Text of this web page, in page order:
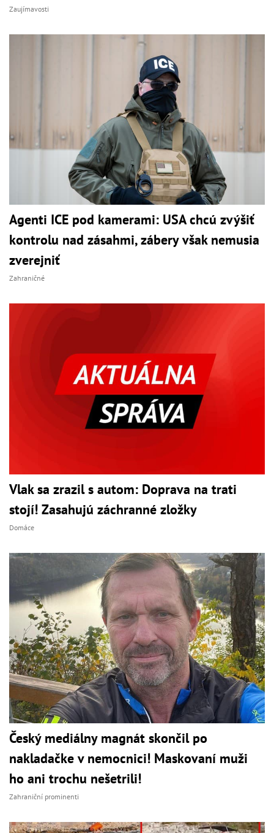
Zaujímavosti
Agenti ICE pod kamerami: USA chcú zvýšiť
kontrolu nad zásahmi, zábery však nemusia
zverejniť
Zahraničné
Vlak sa zrazil s autom: Doprava na trati
stojí! Zasahujú záchranné zložky
Domáce
Český mediálny magnát skončil po
nakladačke v nemocnici! Maskovaní muži
ho ani trochu nešetrili!
Zahraniční prominenti